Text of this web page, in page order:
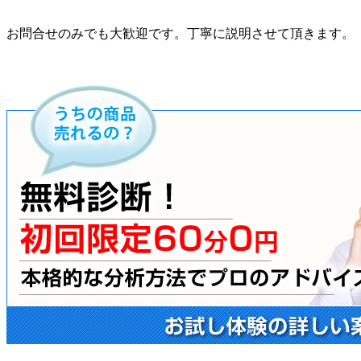
お問合せのみでも大歓迎です。丁寧に説明させて頂きます。